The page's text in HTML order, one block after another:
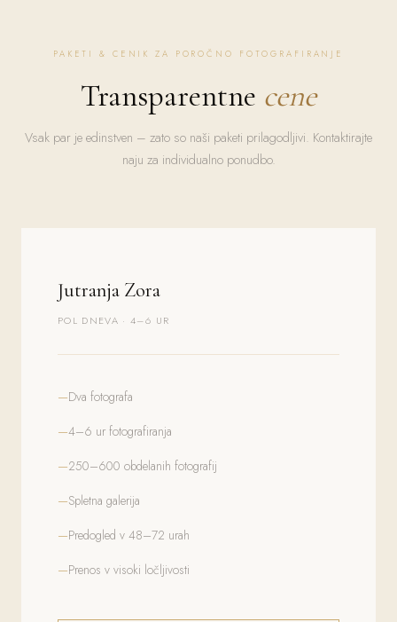
PAKETI & CENIK ZA POROČNO FOTOGRAFIRANJE
Transparentne cene
Vsak par je edinstven – zato so naši paketi prilagodljivi. Kontaktirajte
naju za individualno ponudbo.
Jutranja Zora
POL DNEVA · 4–6 UR
Dva fotografa
4–6 ur fotografiranja
250–600 obdelanih fotografij
Spletna galerija
Predogled v 48–72 urah
Prenos v visoki ločljivosti